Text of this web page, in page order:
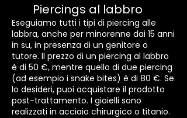
Piercings al labbro
Eseguiamo tutti i tipi di piercing alle
labbra, anche per minorenne dai 15 anni
in su, in presenza di un genitore o
tutore. Il prezzo di un piercing al labbro
è di 50 €, mentre quello di due piercing
(ad esempio i snake bites) è di 80 €. Se
lo desideri, puoi acquistare il prodotto
post-trattamento. I gioielli sono
realizzati in acciaio chirurgico o titanio.